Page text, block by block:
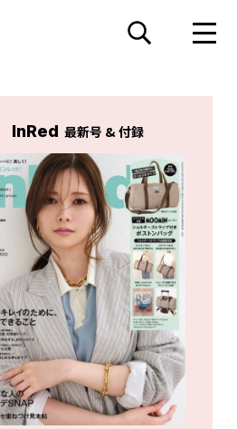
InRed 最新号 & 付録